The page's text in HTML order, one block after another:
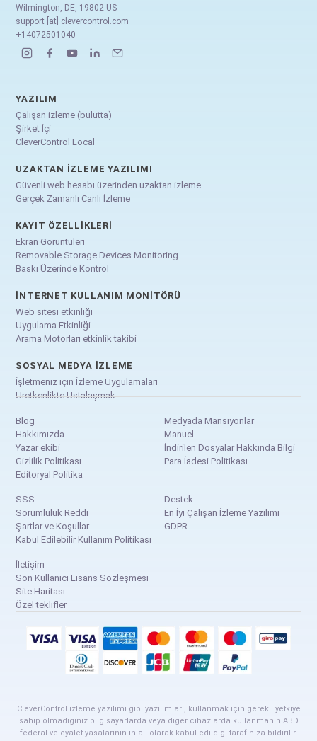
Wilmington, DE, 19802 US
support [at] clevercontrol.com
+14072501040
YAZILIM
Çalışan izleme (bulutta)
Şirket İçi
CleverControl Local
UZAKTAN İZLEME YAZILIMI
Güvenli web hesabı üzerinden uzaktan izleme
Gerçek Zamanlı Canlı İzleme
KAYIT ÖZELLIKLERI
Ekran Görüntüleri
Removable Storage Devices Monitoring
Baskı Üzerinde Kontrol
İNTERNET KULLANIM MONITÖRÜ
Web sitesi etkinliği
Uygulama Etkinliği
Arama Motorları etkinlik takibi
SOSYAL MEDYA İZLEME
İşletmeniz için İzleme Uygulamaları
Üretkenlikte Ustalaşmak
Blog
Hakkımızda
Yazar ekibi
Gizlilik Politikası
Editoryal Politika
Medyada Mansiyonlar
Manuel
İndirilen Dosyalar Hakkında Bilgi
Para İadesi Politikası
SSS
Sorumluluk Reddi
Şartlar ve Koşullar
Kabul Edilebilir Kullanım Politikası
Destek
En İyi Çalışan İzleme Yazılımı
GDPR
İletişim
Son Kullanıcı Lisans Sözleşmesi
Site Haritası
Özel teklifler
CleverControl izleme yazılımı gibi yazılımları, kullanmak için gerekli yetkiye
sahip olmadığınız bilgisayarlarda veya diğer cihazlarda kullanmanın ABD
federal ve eyalet yasalarının ihlali olarak kabul edildiği tarafınıza bildirilir.